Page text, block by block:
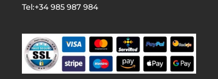
Tel:+34 985 987 984